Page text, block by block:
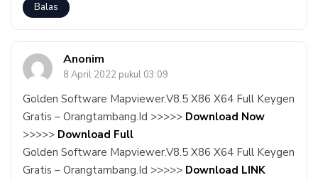
Balas
Anonim
8 April 2022 pukul 03:09
Golden Software Mapviewer.V8.5 X86 X64 Full Keygen
Gratis – Orangtambang.Id >>>>> Download Now
>>>>> Download Full
Golden Software Mapviewer.V8.5 X86 X64 Full Keygen
Gratis – Orangtambang.Id >>>>> Download LINK